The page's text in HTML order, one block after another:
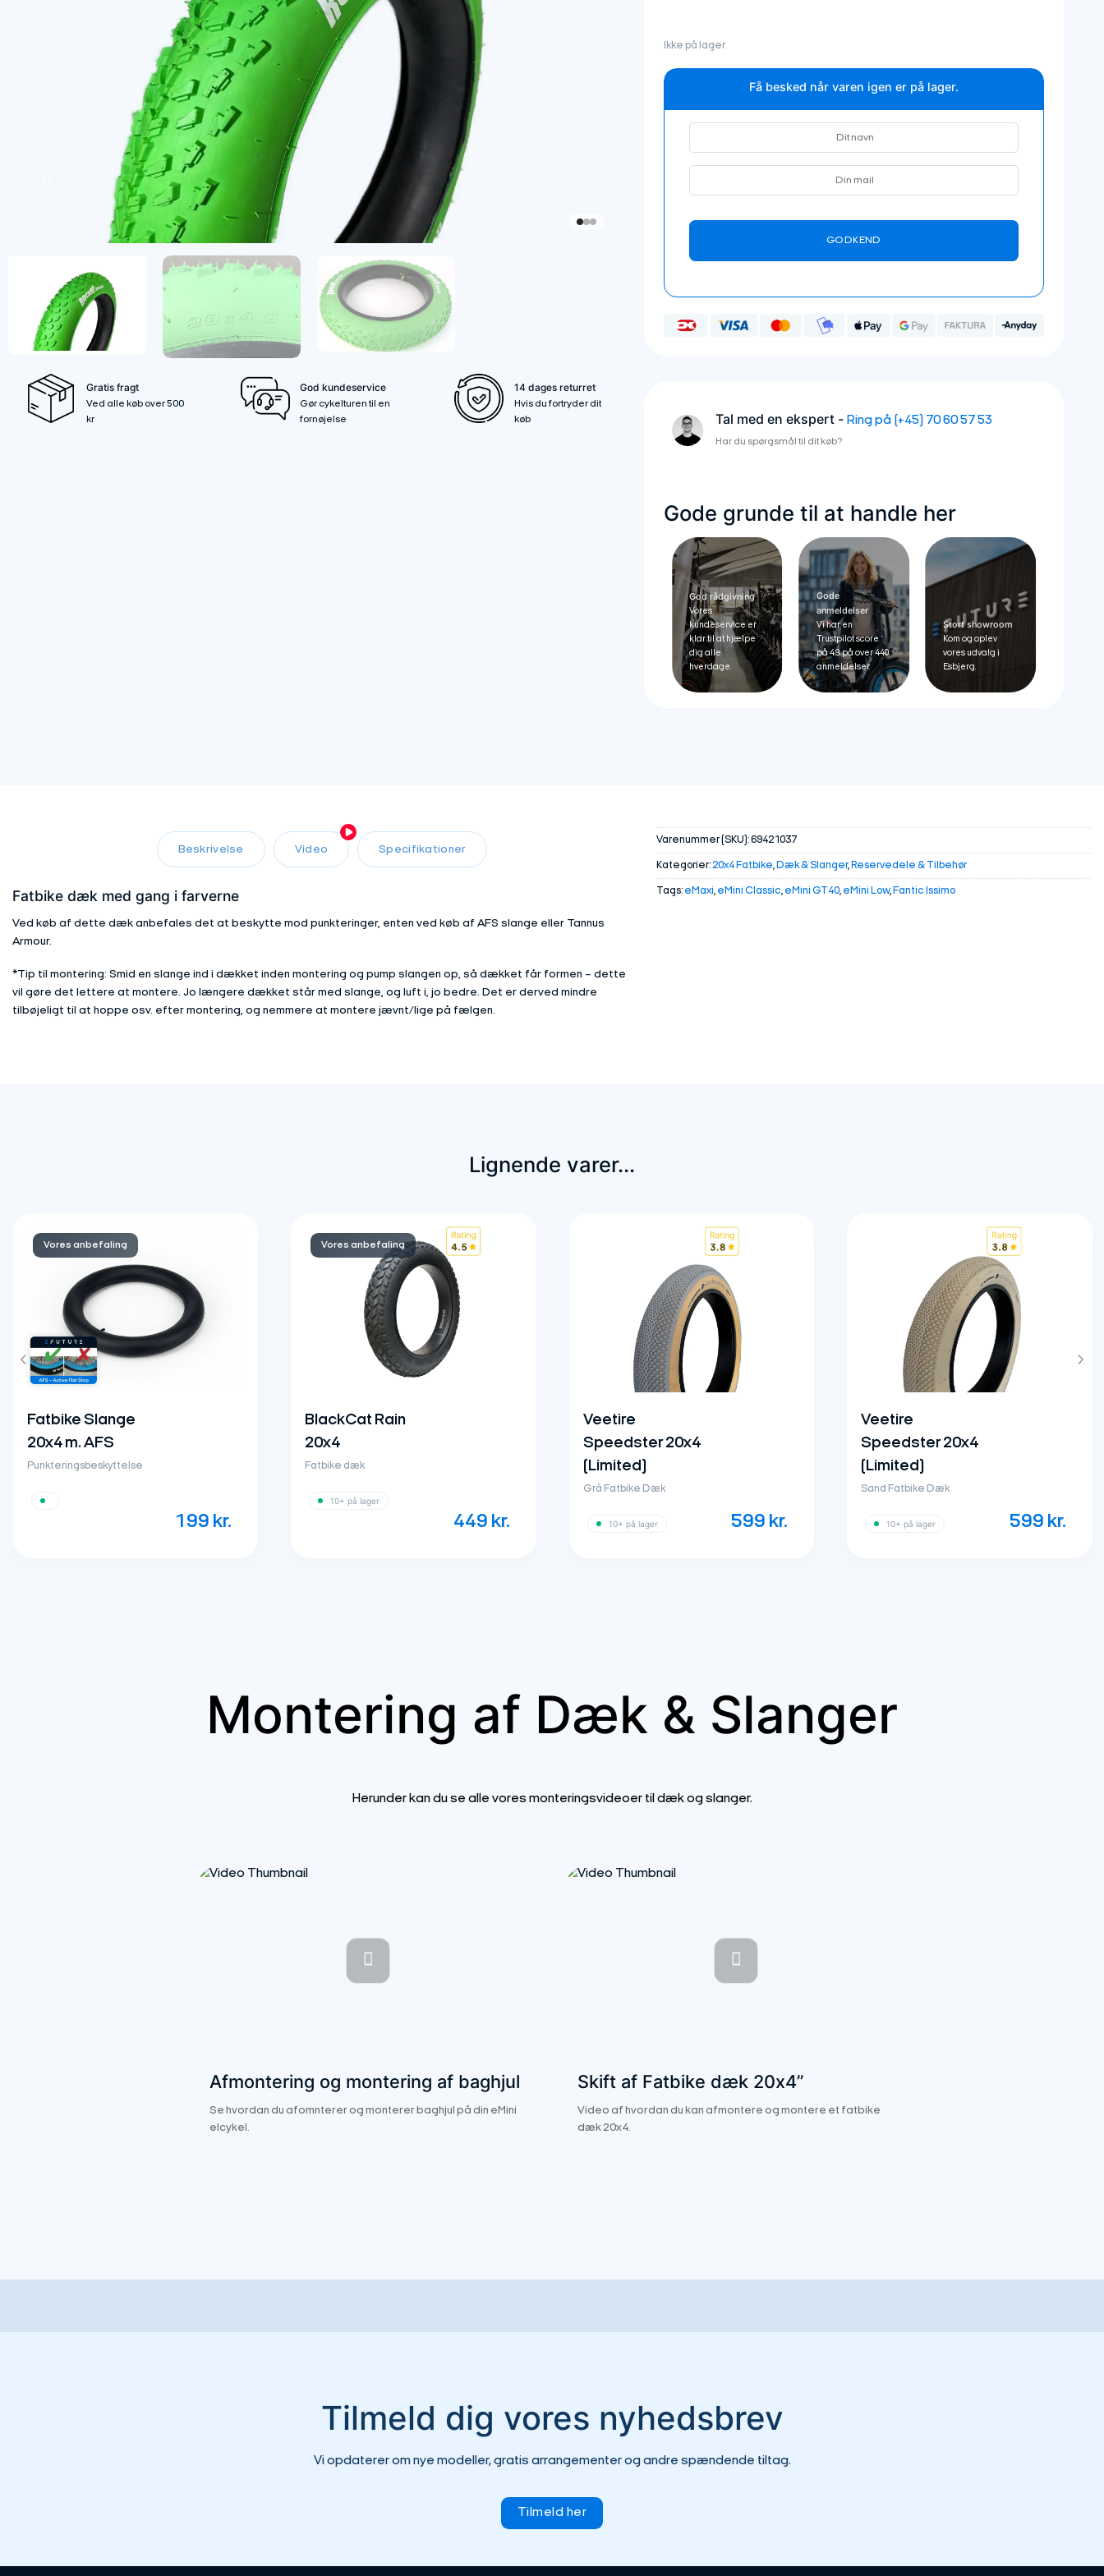
Gratis fragt
Ved alle køb over 500
kr
God kundeservice
Gør cykelturen til en
fornøjelse
14 dages returret
Hvis du fortryder dit
køb
Ikke på lager
Få besked når varen igen er på lager.
Tal med en ekspert -Ring på (+45) 70 60 57 53
Har du spørgsmål til dit køb?
Gode grunde til at handle her
God rådgivning
Vores
kundeservice er
klar til at hjælpe
dig alle
hverdage.
Gode
anmeldelser
Vi har en
Trustpilot score
på 4.9 på over 440
anmeldelser.
Stort showroom
Kom og oplev
vores udvalg i
Esbjerg.
Beskrivelse Video Specifikationer
Fatbike dæk med gang i farverne
Ved køb af dette dæk anbefales det at beskytte mod punkteringer, enten ved køb af AFS slange eller Tannus
Armour.
*Tip til montering: Smid en slange ind i dækket inden montering og pump slangen op, så dækket får formen – dette
vil gøre det lettere at montere. Jo længere dækket står med slange, og luft i, jo bedre. Det er derved mindre
tilbøjeligt til at hoppe osv. efter montering, og nemmere at montere jævnt/lige på fælgen.
Varenummer (SKU):69421037
Kategorier:20x4 Fatbike, Dæk & Slanger, Reservedele & Tilbehør
Tags: eMaxi, eMini Classic, eMini GT40, eMini Low, Fantic Issimo
Lignende varer...
Vores anbefaling
Fatbike Slange
20x4 m. AFS
Punkteringsbeskyttelse
199 kr.
Vores anbefaling
BlackCat Rain
20x4
Fatbike dæk
449 kr.
10+ på lager
Veetire
Speedster 20x4
(Limited)
Grå Fatbike Dæk
599 kr.
10+ på lager
Veetire
Speedster 20x4
(Limited)
Sand Fatbike Dæk
599 kr.
10+ på lager
Montering af Dæk & Slanger
Herunder kan du se alle vores monteringsvideoer til dæk og slanger.
Afmontering og montering af baghjul
Se hvordan du afomnterer og monterer baghjul på din eMini
elcykel.
Skift af Fatbike dæk 20x4”
Video af hvordan du kan afmontere og montere et fatbike
dæk 20x4.
Tilmeld dig vores nyhedsbrev
Vi opdaterer om nye modeller, gratis arrangementer og andre spændende tiltag.
Tilmeld her